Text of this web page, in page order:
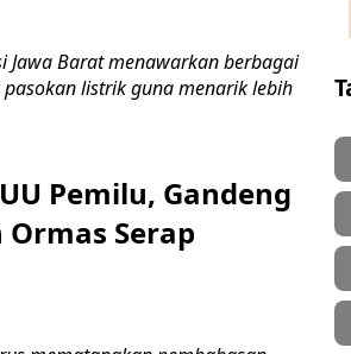
Jawa Barat menawarkan berbagai
listrik guna menarik lebih
Pemilu, Gandeng
Serap